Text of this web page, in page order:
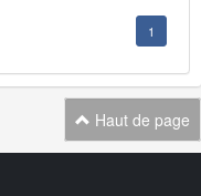
1
Haut de page